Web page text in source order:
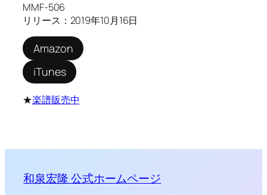
MMF-506
リリース：2019年10月16日
Amazon
iTunes
★楽譜販売中
和泉宏隆 公式ホームページ